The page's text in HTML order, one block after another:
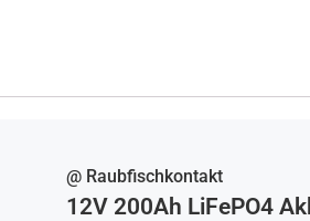
@ Raubfischkontakt
12V 200Ah LiFePO4